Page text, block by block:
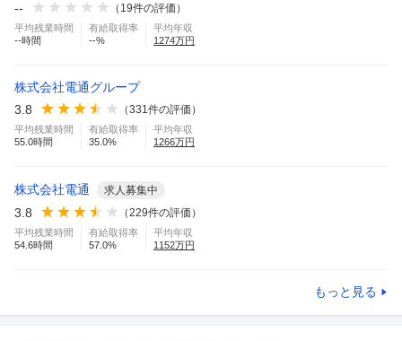
--
（ 19件の評価）
平均残業時間
--時間
有給取得率
--%
平均年収
1274万円
株式会社電通グループ
3.8
（331 件の評価）
平均残業時間
55.0時間
有給取得率
35.0%
平均年収
1266万円
株式会社電通 求人募集中
3.8 （229件の評価）
平均残業時間
54.6時間
有給取得率
57.0%
平均年収
1152万円
もっと見る